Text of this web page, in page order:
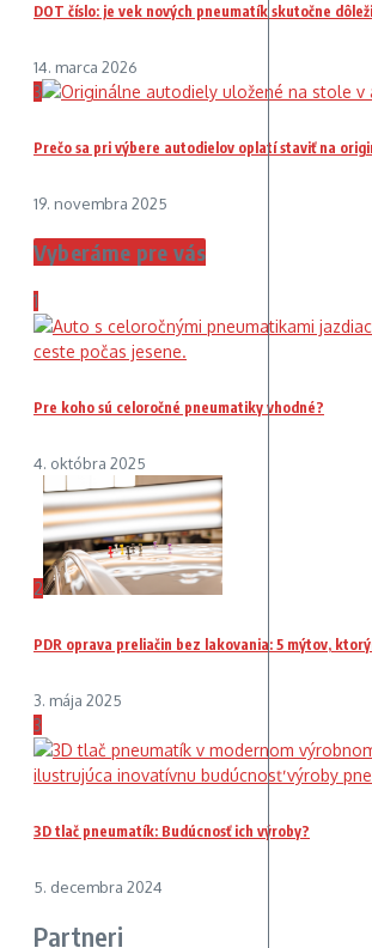
DOT číslo: je vek nových pneumatík skutočne
14. marca 2026
3
Prečo sa pri výbere autodielov oplatí staviť na
19. novembra 2025
Vyberáme pre vás
1
Pre koho sú celoročné pneumatiky vhodné?
4. októbra 2025
2
PDR oprava preliačin bez lakovania: 5 mýtov,
3. mája 2025
3
3D tlač pneumatík: Budúcnosť ich výroby?
5. decembra 2024
Partneri